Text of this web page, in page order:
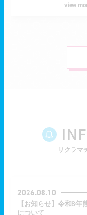
view
サクラマ
2026.08.10
【お知らせ】令和8
について